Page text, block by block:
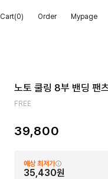
Cart(0) Order Mypage
노토 쿨링 8부 밴딩 팬
FREE
39,800
예상 최저가
35,430원